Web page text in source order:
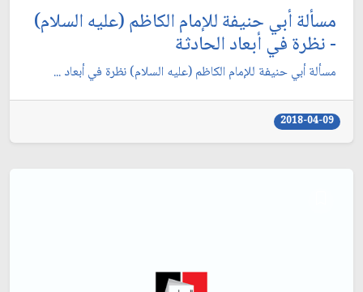
مسألة أبي حنيفة للإمام الكاظم (عليه السلام)
- نظرة في أبعاد الحادثة
مسألة أبي حنيفة للإمام الكاظم (عليه السلام) نظرة في أبعاد ...
2018-04-09